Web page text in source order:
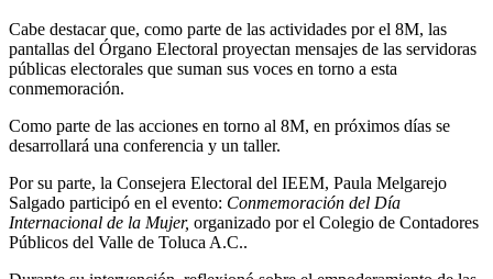
Cabe destacar que, como parte de las actividades por el 8M, las
pantallas del Órgano Electoral proyectan mensajes de las servidoras
públicas electorales que suman sus voces en torno a esta
conmemoración.
Como parte de las acciones en torno al 8M, en próximos días se
desarrollará una conferencia y un taller.
Por su parte, la Consejera Electoral del IEEM, Paula Melgarejo
Salgado participó en el evento: Conmemoración del Día
Internacional de la Mujer, organizado por el Colegio de Contadores
Públicos del Valle de Toluca A.C..